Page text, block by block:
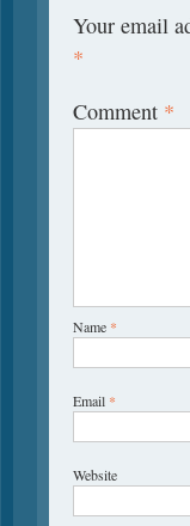
Your email
*
Comment *
Name *
Email *
Website